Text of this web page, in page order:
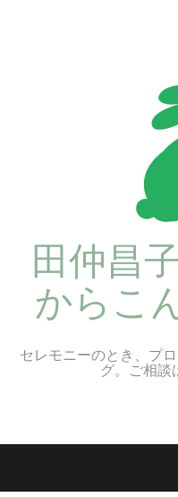
田仲昌
からこ
セレモニーのとき、プ
グ。ご相談